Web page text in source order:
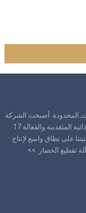
المحدودة. أصبحت الشركة
المصنعة والشركة النموذجية المحترفة للآلات الغذائية المتقدمة والفعالة 17
على نطاق واسع لإنتاج
تقطيع الخضار .>>